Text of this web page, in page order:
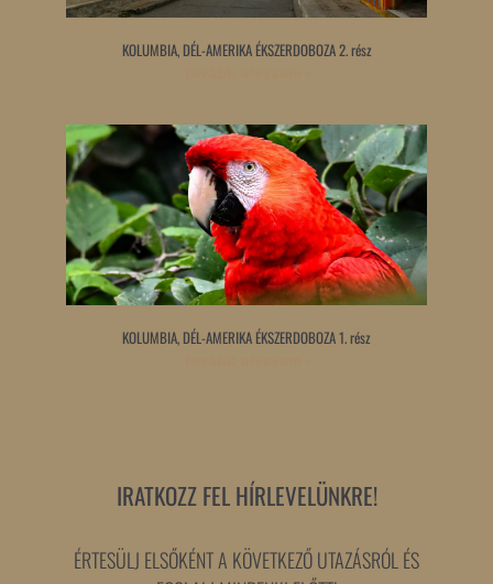
KOLUMBIA, DÉL-AMERIKA ÉKSZERDOBOZA 2. rész
KOLUMBIA, DÉL-AMERIKA ÉKSZERDOBOZA 1. rész
IRATKOZZ FEL HÍRLEVELÜNKRE!
ÉRTESÜLJ ELSŐKÉNT A KÖVETKEZŐ UTAZÁSRÓL ÉS